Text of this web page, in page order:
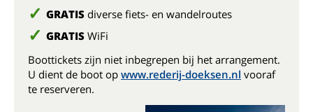
GRATIS diverse fiets- en wandelroutes
GRATIS WiFi
Boottickets zijn niet inbegrepen bij het arrangement.
U dient de boot op www.rederij-doeksen.nl vooraf
te reserveren.